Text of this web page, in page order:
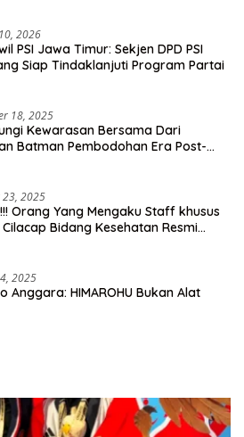
2026
PSI Jawa Timur: Sekjen DPD PSI
Siap Tindaklanjuti Program Partai
18, 2025
Kewarasan Bersama Dari
Batman Pembodohan Era Post-
23, 2025
Orang Yang Mengaku Staff khusus
Bidang Kesehatan Resmi
2025
Anggara: HIMAROHU Bukan Alat